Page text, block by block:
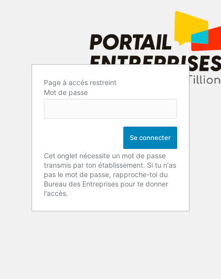
Page à accés restreint
Mot de passe
Cet onglet nécessite un mot de passe
transmis par ton établissement. Si tu n'as
pas le mot de passe, rapproche-toi du
Bureau des Entreprises pour te donner
l'accès.